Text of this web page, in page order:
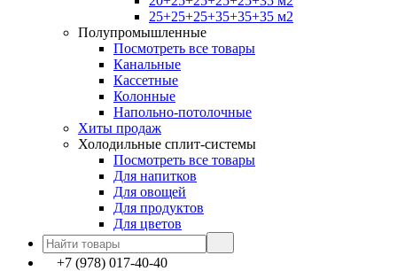
25+25+25+35+35+35 м2
Полупромышленные
Посмотреть все товары
Канальные
Кассетные
Колонные
Напольно-потолочные
Хиты продаж
Холодильные сплит-системы
Посмотреть все товары
Для напитков
Для овощей
Для продуктов
Для цветов
+7 (978) 017-40-40